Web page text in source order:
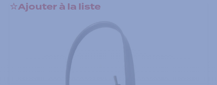
Ajouter à la liste